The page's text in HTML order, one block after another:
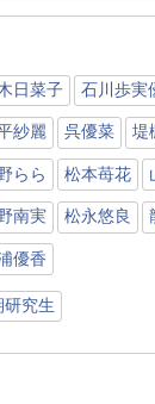
日菜子 石川歩実
紗麗 呉優菜 堤
らら 松本苺花
南実 松永悠良
優香
研究生